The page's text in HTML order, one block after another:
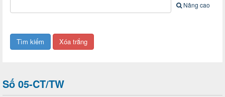
Nâng cao
Số 05-CT/TW